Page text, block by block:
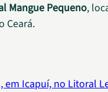
Mangue Pequeno,
Ceará.
em Icapuí, no Litoral